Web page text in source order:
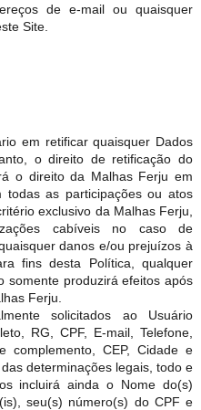
de e-mail ou quaisquer
Site.
em retificar quaisquer Dados
o direito de retificação do
o direito da Malhas Ferju em
todas as participações ou atos
exclusivo da Malhas Ferju,
cabíveis no caso de
danos e/ou prejuízos à
fins desta Política, qualquer
somente produzirá efeitos após
Ferju.
solicitados ao Usuário
RG, CPF, E-mail, Telefone,
complemento, CEP, Cidade e
determinações legais, todo e
incluirá ainda o Nome do(s)
seu(s) número(s) do CPF e